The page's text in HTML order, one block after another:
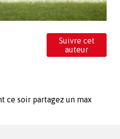
Suivre cet
auteur
ce soir partagez un max